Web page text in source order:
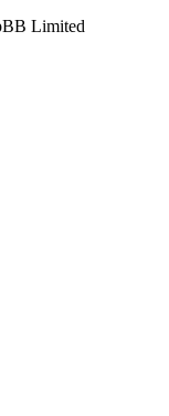
Limited